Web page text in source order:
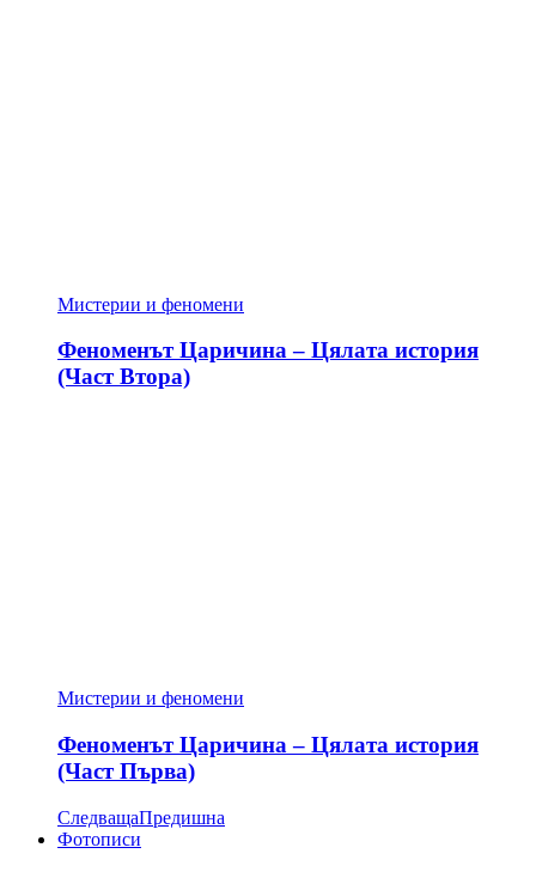
Мистерии и феномени
Феноменът Царичина – Цялата история
(Част Втора)
Мистерии и феномени
Феноменът Царичина – Цялата история
(Част Първа)
СледващаПредишна
Фотописи